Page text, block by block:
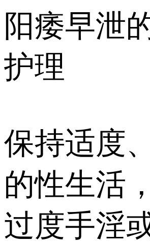
阳痿早泄
护理
保持适度
的性生活
过度手淫